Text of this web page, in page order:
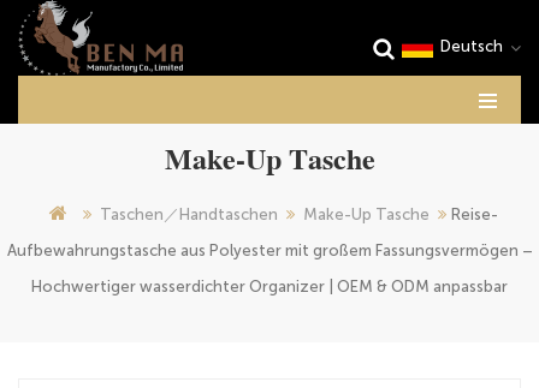
Deutsch
Make-Up Tasche
Taschen／Handtaschen Make-Up Tasche
Reise-
Aufbewahrungstasche aus Polyester mit großem Fassungsvermögen –
Hochwertiger wasserdichter Organizer | OEM & ODM anpassbar